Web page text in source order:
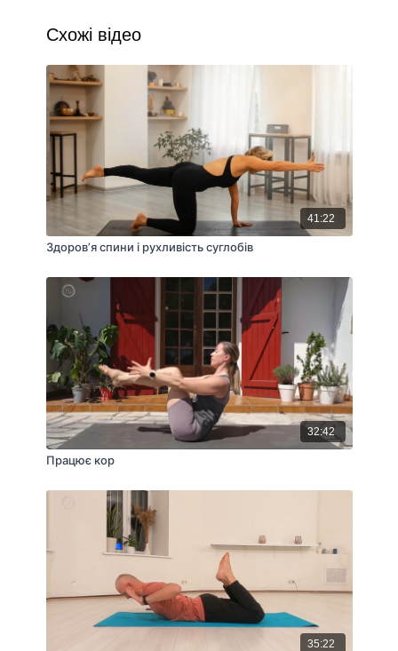
Схожі відео
41:22
Здоров’я спини і рухливість суглобів
32:42
Працює кор
35:22